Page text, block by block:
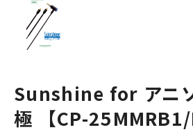
Sunshine for アニ
極 【CP-25MMRB1/